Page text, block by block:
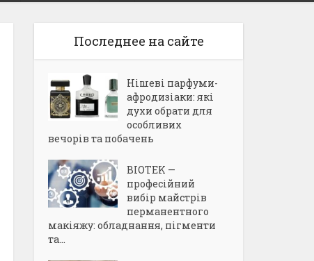
Последнее на сайте
Нішеві парфуми-
афродизіаки: які
духи обрати для
особливих
вечорів та побачень
BIOTEK —
професійний
вибір майстрів
перманентного
макіяжу: обладнання, пігменти
та...